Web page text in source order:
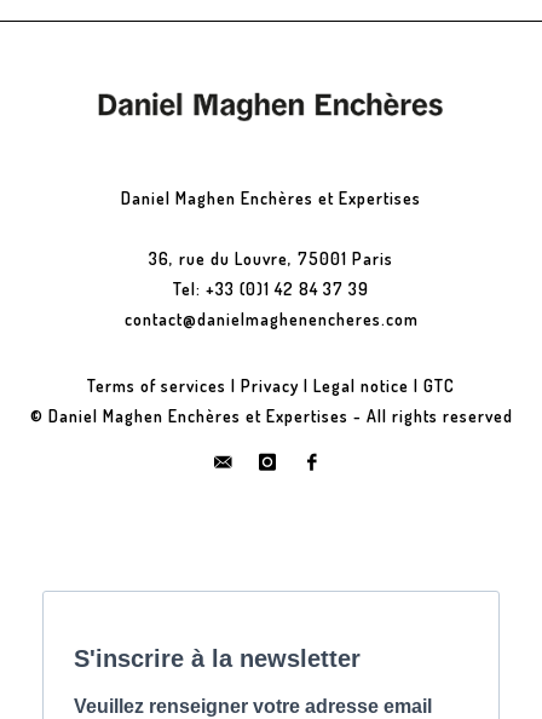
Daniel Maghen Enchères et Expertises
36, rue du Louvre, 75001 Paris
Tel: +33 (0)1 42 84 37 39
contact@danielmaghenencheres.com
Terms of services | Privacy | Legal notice | GTC
© Daniel Maghen Enchères et Expertises - All rights reserved